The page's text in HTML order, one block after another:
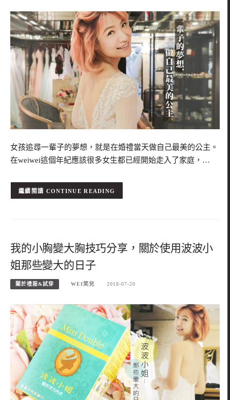
女孩追尋一輩子的夢想，就是在婚禮當天做自己最美的公主。
在weiwei這個年紀應該很多女生都已經開始走入了家庭，…
CONTINUE READING
我的小胸變大胸技巧分享，關於使用波波小
姐那些變大的日子
關於禮服&試穿 WEI笑兒 2018-07-20